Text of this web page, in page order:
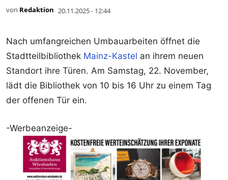
von Redaktion 20.11.2025 - 12:44
Nach umfangreichen Umbauarbeiten öffnet die
Stadtteilbibliothek Mainz-Kastel an ihrem neuen
Standort ihre Türen. Am Samstag, 22. November,
lädt die Bibliothek von 10 bis 16 Uhr zu einem Tag
der offenen Tür ein.
-Werbeanzeige-